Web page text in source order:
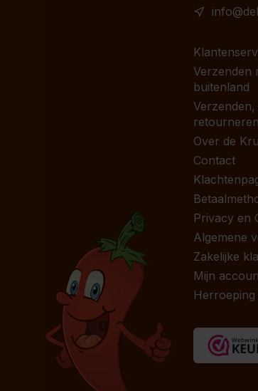
Verzenden
buitenland
retourneren
Over de
Contact
Privacy en
Algemene
Zakelijke
Mijn